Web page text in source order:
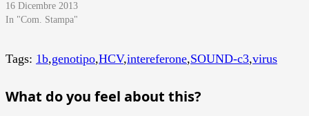
16 Dicembre 2013
In "Com. Stampa"
Tags: 1b,genotipo,HCV,intereferone,SOUND-c3,virus
What do you feel about this?